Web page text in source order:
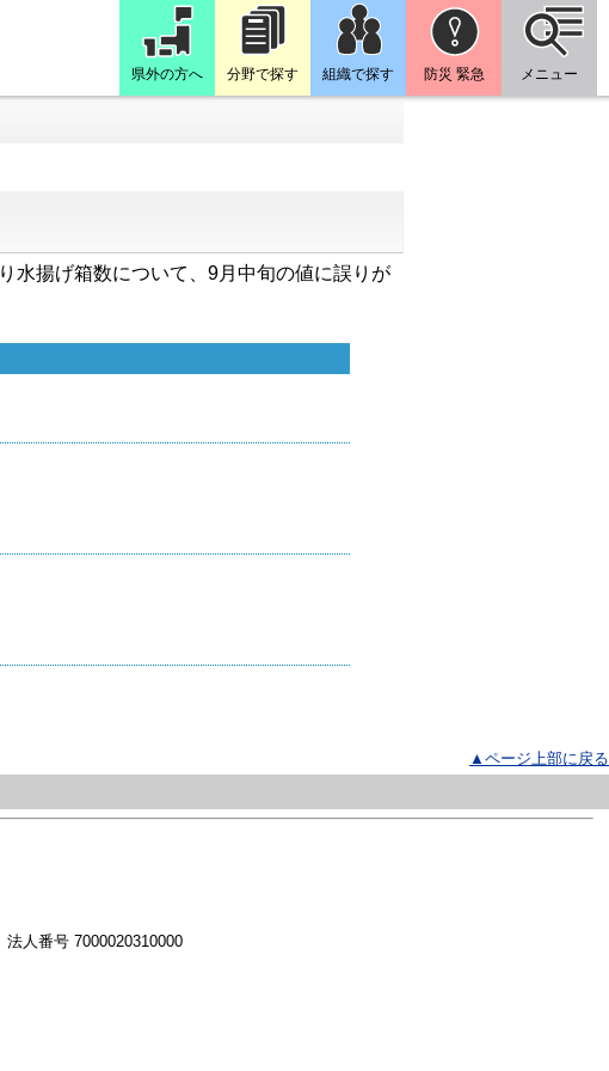
県外の方へ 分野で探す 組織で探す 防災 緊急 メニュー
水揚げ箱数について、9月中旬の値に誤りが
▲ページ上部に戻る
人番号 7000020310000